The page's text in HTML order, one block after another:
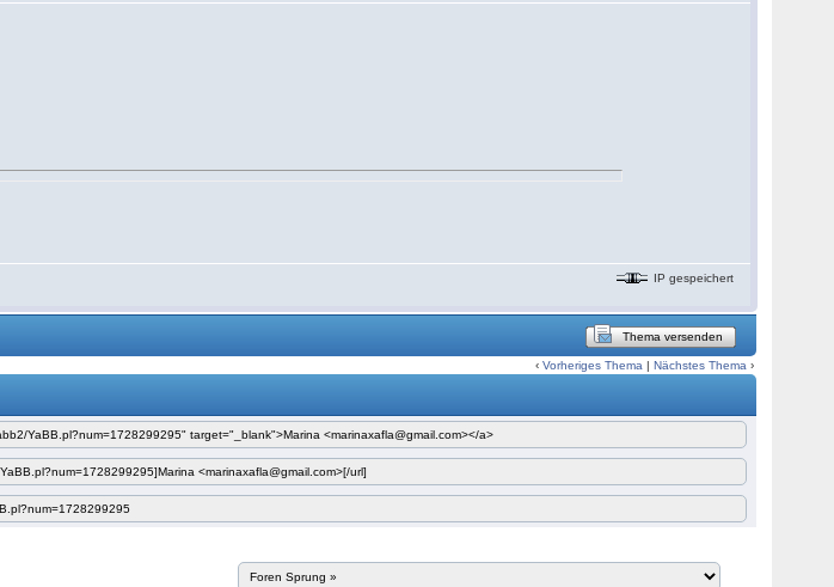
IP gespeichert
Thema versenden
‹Vorheriges Thema |Nächstes Thema ›